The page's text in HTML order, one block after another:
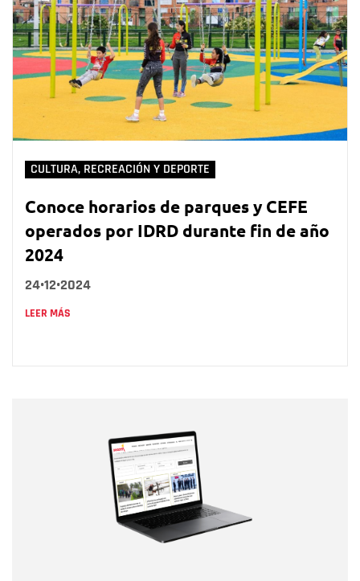
CULTURA, RECREACIÓN Y DEPORTE
Conoce horarios de parques y CEFE
operados por IDRD durante fin de año
2024
24•12•2024
LEER MÁS
Correo electrónico
Tipo de comentario